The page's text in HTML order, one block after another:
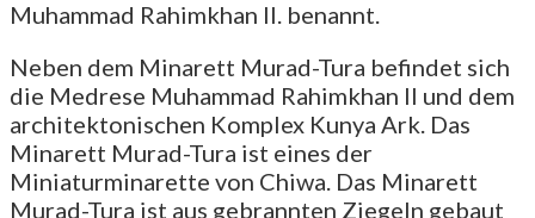
Muhammad Rahimkhan II. benannt.
Neben dem Minarett Murad-Tura befindet sich
die Medrese Muhammad Rahimkhan II und dem
architektonischen Komplex Kunya Ark. Das
Minarett Murad-Tura ist eines der
Miniaturminarette von Chiwa. Das Minarett
Murad-Tura ist aus gebrannten Ziegeln gebaut